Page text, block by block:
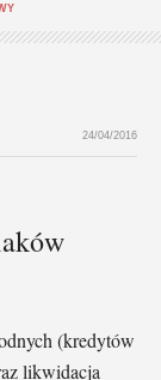
24/04/2016
(kredytów
likwidacja